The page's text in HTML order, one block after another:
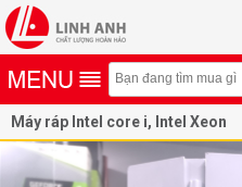
Máy ráp Intel core i, Intel Xeon
Máy ráp gaming, đồ họa thế hệ 9